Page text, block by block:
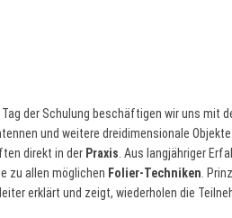
der Schulung beschäftigen wir uns mit
und weitere dreidimensionale
direkt in der Praxis . Aus langjähriger
zu allen möglichen Folier-Techniken .
erklärt und zeigt, wiederholen die